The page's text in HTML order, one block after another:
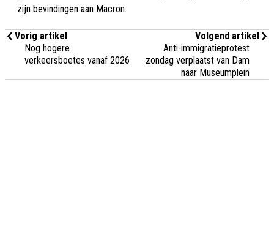
zijn bevindingen aan Macron.
Vorig artikel
Nog hogere
verkeersboetes vanaf 2026
Volgend artikel
Anti-immigratieprotest
zondag verplaatst van Dam
naar Museumplein